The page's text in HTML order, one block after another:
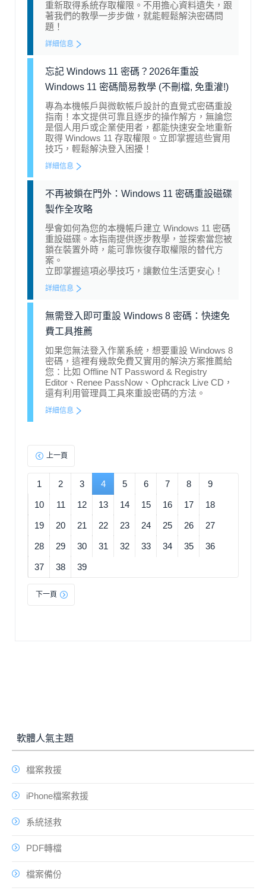
重新取得系統存取權限。不用擔心資料遺失，跟
著我們的教學一步步做，就能輕鬆解決密碼問
題！
詳細信息
忘記 Windows 11 密碼？2026年重設
Windows 11 密碼簡易教學 (不刪檔, 免重灌!)
專為本機帳戶與微軟帳戶設計的直覺式密碼重設
指南！本文提供可靠且逐步的操作解方，無論您
是個人用戶或企業使用者，都能快速安全地重新
取得 Windows 11 存取權限。立即掌握這些實用
技巧，輕鬆解決登入困擾！
詳細信息
不再被鎖在門外：Windows 11 密碼重設磁碟
製作全攻略
學會如何為您的本機帳戶建立 Windows 11 密碼
重設磁碟。本指南提供逐步教學，並探索當您被
鎖在裝置外時，能可靠恢復存取權限的替代方
案。
立即掌握這項必學技巧，讓數位生活更安心！
詳細信息
無需登入即可重設 Windows 8 密碼：快速免
費工具推薦
如果您無法登入作業系統，想要重設 Windows 8
密碼，這裡有幾款免費又實用的解決方案推薦給
您：比如 Offline NT Password & Registry
Editor、Renee PassNow、Ophcrack Live CD，
還有利用管理員工具來重設密碼的方法。
詳細信息
上一頁
1 2 3 4 5 6 7 8 9
10 11 12 13 14 15 16 17 18
19 20 21 22 23 24 25 26 27
28 29 30 31 32 33 34 35 36
37 38 39
下一頁
軟體人氣主題
檔案救援
iPhone檔案救援
系統拯救
PDF轉檔
檔案備份